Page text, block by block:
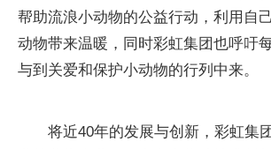
帮助流浪小动物的公益行动，利用自
动物带来温暖，同时彩虹集团也呼吁
与到关爱和保护小动物的行列中来。
将近40年的发展与创新，彩虹集